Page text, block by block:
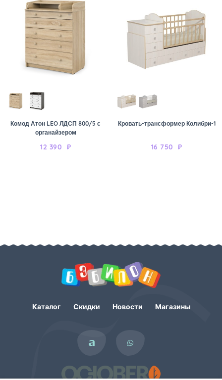
Комод Атон LEO ЛДСП 800/5 с
органайзером
12 390 ₽
Кровать-трансформер Колибри-1
16 750 ₽
Каталог Скидки Новости Магазины